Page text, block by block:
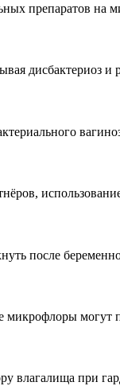
препаратов на
дисбактериоз и
после
могут
влагалища при